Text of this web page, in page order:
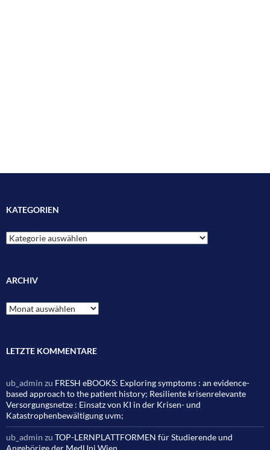
KATEGORIEN
Kategorien
ARCHIV
Archiv
LETZTE KOMMENTARE
ub_admin zu FRESH eBOOKS: Exploring symptoms : an evidence-
based approach to the patient history; Resiliente krisenrelevante
Versorgungsnetze : Einsatz von KI in der Krisen- und
Katastrophenbewältigung uvm;
ub_admin zu TOP-LERNPLATTFORMEN für Studierende und
Angehörige der MedUni Wien